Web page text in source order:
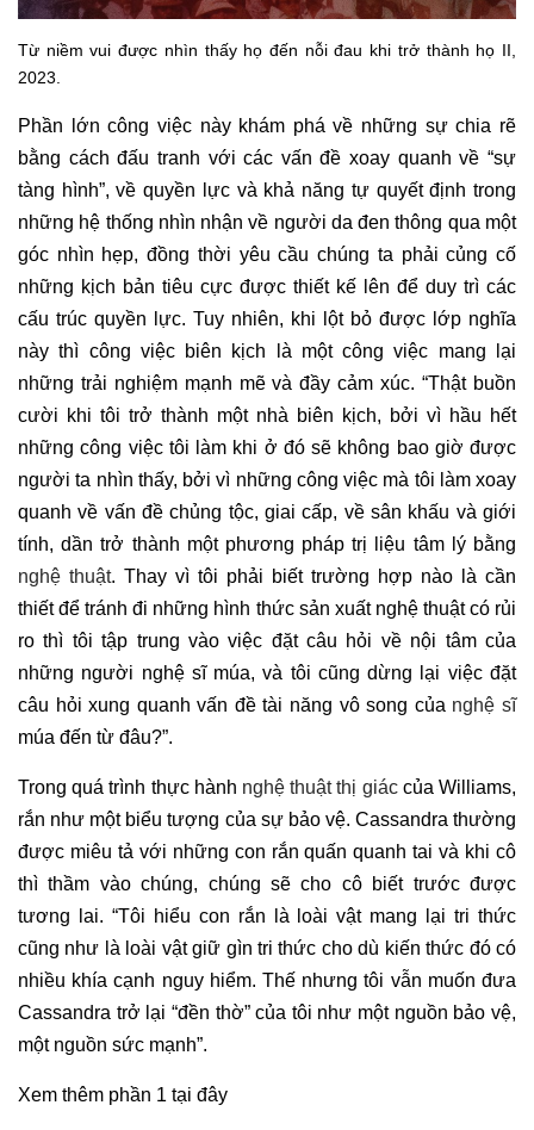
Từ niềm vui được nhìn thấy họ đến nỗi đau khi trở thành họ II,
2023.
Phần lớn công việc này khám phá về những sự chia rẽ
bằng cách đấu tranh với các vấn đề xoay quanh về “sự
tàng hình”, về quyền lực và khả năng tự quyết định trong
những hệ thống nhìn nhận về người da đen thông qua một
góc nhìn hẹp, đồng thời yêu cầu chúng ta phải củng cố
những kịch bản tiêu cực được thiết kế lên để duy trì các
cấu trúc quyền lực. Tuy nhiên, khi lột bỏ được lớp nghĩa
này thì công việc biên kịch là một công việc mang lại
những trải nghiệm mạnh mẽ và đầy cảm xúc. “Thật buồn
cười khi tôi trở thành một nhà biên kịch, bởi vì hầu hết
những công việc tôi làm khi ở đó sẽ không bao giờ được
người ta nhìn thấy, bởi vì những công việc mà tôi làm xoay
quanh về vấn đề chủng tộc, giai cấp, về sân khấu và giới
tính, dần trở thành một phương pháp trị liệu tâm lý bằng
nghệ thuật. Thay vì tôi phải biết trường hợp nào là cần
thiết để tránh đi những hình thức sản xuất nghệ thuật có rủi
ro thì tôi tập trung vào việc đặt câu hỏi về nội tâm của
những người nghệ sĩ múa, và tôi cũng dừng lại việc đặt
câu hỏi xung quanh vấn đề tài năng vô song của nghệ sĩ
múa đến từ đâu?”.
Trong quá trình thực hành nghệ thuật thị giáccủa Williams,
rắn như một biểu tượng của sự bảo vệ. Cassandra thường
được miêu tả với những con rắn quấn quanh tai và khi cô
thì thầm vào chúng, chúng sẽ cho cô biết trước được
tương lai. “Tôi hiểu con rắn là loài vật mang lại tri thức
cũng như là loài vật giữ gìn tri thức cho dù kiến thức đó có
nhiều khía cạnh nguy hiểm. Thế nhưng tôi vẫn muốn đưa
Cassandra trở lại “đền thờ” của tôi như một nguồn bảo vệ,
một nguồn sức mạnh”.
Xem thêm phần 1 tại đây